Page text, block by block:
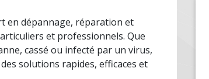
en dépannage, réparation et
et professionnels. Que
cassé ou infecté par un virus,
solutions rapides, efficaces et